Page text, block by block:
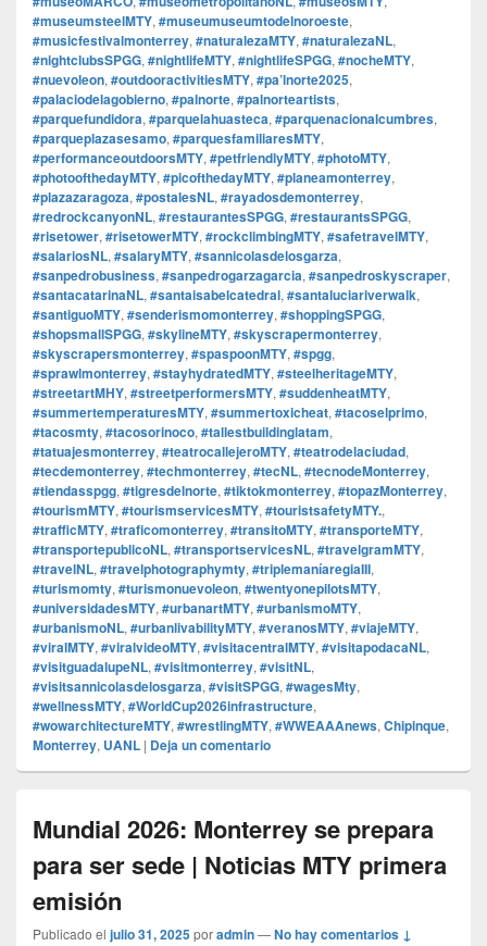
#museumsteelMTY, #museumuseumtodelnoroeste,
#musicfestivalmonterrey, #naturalezaMTY, #naturalezaNL,
#nightclubsSPGG, #nightlifeMTY, #nightlifeSPGG, #nocheMTY,
#nuevoleon, #outdooractivitiesMTY, #pa’lnorte2025,
#palaciodelagobierno, #palnorte, #palnorteartists,
#parquefundidora, #parquelahuasteca, #parquenacionalcumbres,
#parqueplazasesamo, #parquesfamiliaresMTY,
#performanceoutdoorsMTY, #petfriendlyMTY, #photoMTY,
#photoofthedayMTY, #picofthedayMTY, #planeamonterrey,
#plazazaragoza, #postalesNL, #rayadosdemonterrey,
#redrockcanyonNL, #restaurantesSPGG, #restaurantsSPGG,
#risetower, #risetowerMTY, #rockclimbingMTY, #safetravelMTY,
#salariosNL, #salaryMTY, #sannicolasdelosgarza,
#sanpedrobusiness, #sanpedrogarzagarcia, #sanpedroskyscraper,
#santacatarinaNL, #santaisabelcatedral, #santaluciariverwalk,
#santiguoMTY, #senderismomonterrey, #shoppingSPGG,
#shopsmallSPGG, #skylineMTY, #skyscrapermonterrey,
#skyscrapersmonterrey, #spaspoonMTY, #spgg,
#sprawlmonterrey, #stayhydratedMTY, #steelheritageMTY,
#streetartMHY, #streetperformersMTY, #suddenheatMTY,
#summertemperaturesMTY, #summertoxicheat, #tacoselprimo,
#tacosmty, #tacosorinoco, #tallestbuildinglatam,
#tatuajesmonterrey, #teatrocallejeroMTY, #teatrodelaciudad,
#tecdemonterrey, #techmonterrey, #tecNL, #tecnodeMonterrey,
#tiendasspgg, #tigresdelnorte, #tiktokmonterrey, #topazMonterrey,
#tourismMTY, #tourismservicesMTY, #touristsafetyMTY.,
#trafficMTY, #traficomonterrey, #transitoMTY, #transporteMTY,
#transportepublicoNL, #transportservicesNL, #travelgramMTY,
#travelNL, #travelphotographymty, #triplemaníaregiaIII,
#turismomty, #turismonuevoleon, #twentyonepilotsMTY,
#universidadesMTY, #urbanartMTY, #urbanismoMTY,
#urbanismoNL, #urbanlivabilityMTY, #veranosMTY, #viajeMTY,
#viralMTY, #viralvideoMTY, #visitacentralMTY, #visitapodacaNL,
#visitguadalupeNL, #visitmonterrey, #visitNL,
#visitsannicolasdelosgarza, #visitSPGG, #wagesMty,
#wellnessMTY, #WorldCup2026infrastructure,
#wowarchitectureMTY, #wrestlingMTY, #WWEAAAnews, Chipinque,
Monterrey, UANL | Deja un comentario
Mundial 2026: Monterrey se prepara
para ser sede | Noticias MTY primera
emisión
Publicado el julio 31, 2025poradmin—No hay comentarios ↓